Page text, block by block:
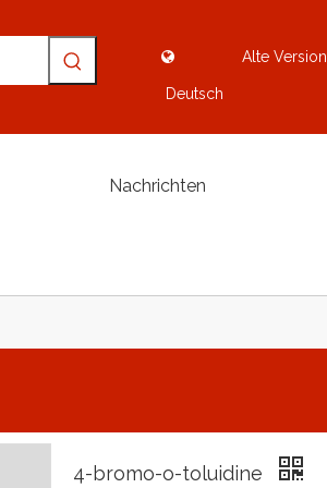
Deutsch
Alte Version
Nachrichten
4-bromo-o-toluidine